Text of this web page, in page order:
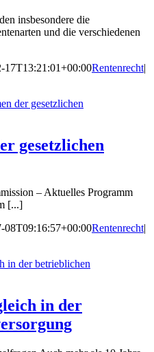
insbesondere die
und die verschiedenen
17T13:21:01+00:00Rentenrecht|
gesetzlichen
– Aktuelles Programm
[...]
08T09:16:57+00:00Rentenrecht|
in der